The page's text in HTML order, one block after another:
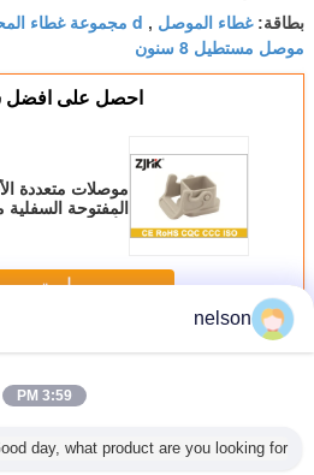
بطاقة:غطاء الموصل , d مجموعة غطاء المحرك الفرعي
موصل مستطيل 8 سنون
احصل على
موصلات متعددة
المفتوحة
استمر
أكثرغطاء صناعي وإسكان
nelson
3:59 PM
day, what product are you looking for?